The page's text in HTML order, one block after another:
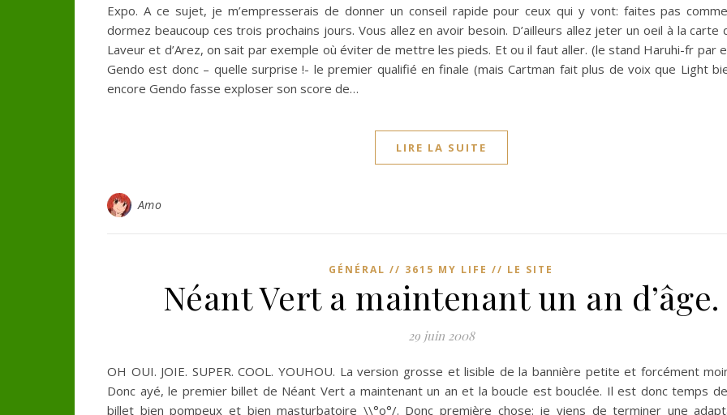
Expo. A ce sujet, je m’empresserais de donner un conseil rapide pour ceux qui y vont: faites pas
dormez beaucoup ces trois prochains jours. Vous allez en avoir besoin. D’ailleurs allez jeter un oeil à la carte
Laveur et d’Arez, on sait par exemple où éviter de mettre les pieds. Et ou il faut aller. (le stand Haruhi-fr par
Gendo est donc – quelle surprise !- le premier qualifié en finale (mais Cartman fait plus de voix que Light
encore Gendo fasse exploser son score de…
LIRE LA SUITE
Amo
GÉNÉRAL // 3615 MY LIFE // LE SITE
Néant Vert a maintenant un an d’âge.
29 juin 2008
OH OUI. JOIE. SUPER. COOL. YOUHOU. La version grosse et lisible de la bannière petite et forcément
Donc ayé, le premier billet de Néant Vert a maintenant un an et la boucle est bouclée. Il est donc temps
billet bien pompeux et bien masturbatoire \\°o°/. Donc première chose: je viens de terminer une